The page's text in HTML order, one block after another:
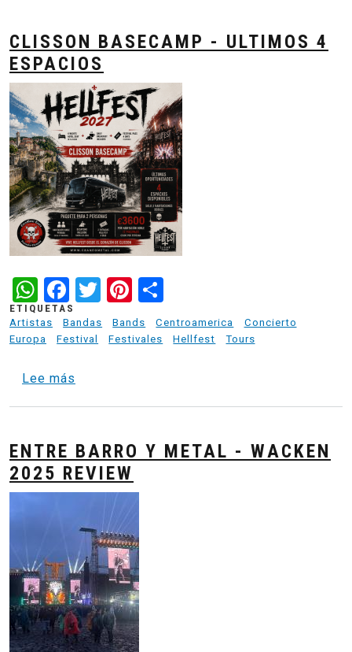
CLISSON BASECAMP - ULTIMOS 4
ESPACIOS
WhatsApp
Facebook
TwitterPinterest
ETIQUETAS
Artistas
Bandas Bands Centroamerica
Concierto
Europa
Festival Festivales Hellfest Tours
Lee más
ENTRE BARRO Y METAL - WACKEN
2025 REVIEW